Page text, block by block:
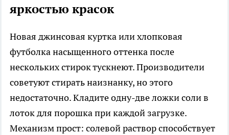
яркостью красок
Новая джинсовая куртка или хлопковая
футболка насыщенного оттенка после
нескольких стирок тускнеют. Производители
советуют стирать наизнанку, но этого
недостаточно. Кладите одну-две ложки соли в
лоток для порошка при каждой загрузке.
Механизм прост: солевой раствор способствует